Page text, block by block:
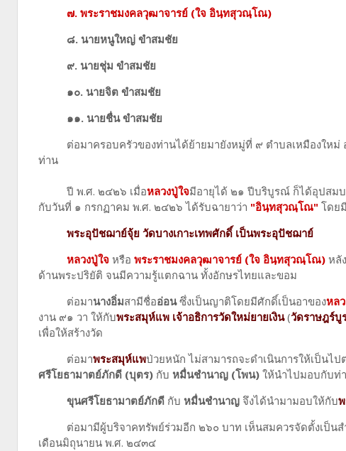
๗. พระราชมงคลวุฒาจารย์ (ใจ อินฺทสุวณฺโณ)
๘. นายหนูใหญ่ ขำสมชัย
๙. นายชุ่ม ขำสมชัย
๑๐. นายจิต ขำสมชัย
๑๑. นายชื่นขำสมชัย
ต่อมาครอบครัวของท่านได้ย้ายมายังหมู่ที่ ๙ ตำบลเหมืองใหม่ อ
ท่าน
ปี พ.ศ. ๒๔๒๖ เมื่อหลวงปู่ใจมีอายุได้ ๒๑ ปีบริบูรณ์ ก็ได้อุปสม
กับวันที่ ๑ กรกฏาคม พ.ศ. ๒๔๒๖ ได้รับฉายาว่า "อินฺทสุวณฺโณ" โดยมี
พระอุปัชฌาย์จุ้ย วัดบางเกาะเทพศักดิ์ เป็นพระอุปัชฌาย์
หลวงปู่ใจ หรือ พระราชมงคลวุฒาจารย์ (ใจ อินฺทสุวณฺโณ) หลั
ด้านพระปริยัติ จนมีความรู้แตกฉาน ทั้งอักษรไทยและขอม
ต่อมานางอิ่มสามีชื่ออ่อนซึ่งเป็นญาติโดยมีศักดิ์เป็นอาของหล
งาน ๙๑ วา ให้กับพระสมุห์แพ เจ้าอธิการวัดใหม่ยายเงิน(วัดราษฎร์บู
เพื่อให้สร้างวัด
ต่อมาพระสมุห์แพป่วยหนัก ไม่สามารถจะดำเนินการให้เป็นไ
ศรีโยธามาตย์ภักดี (บุตร) กับ หมื่นชํานาญ (โพน) ให้นำไปมอบกับท่
ขุนศรีโยธามาตย์ภักดี กับ หมื่นชํานาญ จึงได้นำมามอบให้กับ
ต่อมามีผู้บริจาคทรัพย์ร่วมอีก ๒๖๐ บาท เห็นสมควรจัดตั้งเป็นสํา
เดือนมิถุนายน พ.ศ. ๒๔๓๔